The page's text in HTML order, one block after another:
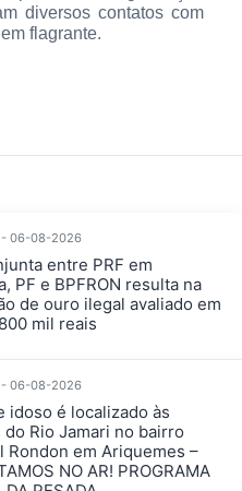
diversos contatos com
flagrante.
06-08-2026
entre PRF em
PF e BPFRON resulta na
de ouro ilegal avaliado em
mil reais
06-08-2026
idoso é localizado às
do Rio Jamari no bairro
Rondon em Ariquemes –
NO AR! PROGRAMA